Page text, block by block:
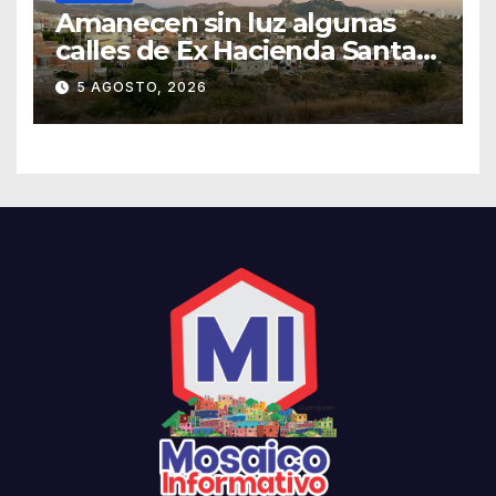
Amanecen sin luz algunas
calles de Ex Hacienda Santa
Teresa
5 AGOSTO, 2026